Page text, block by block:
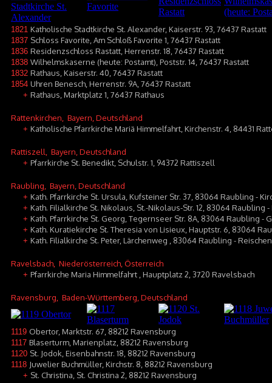
1821 Katholische Stadtkirche St. Alexander, Kaiserstr. 93, 76437 Rastatt
1837 Schloss Favorite, Am Schloß Favorite 1, 76437 Rastatt
1836 Residenzschloss Rastatt, Herrenstr. 18, 76437 Rastatt
1838 Wilhelmskaserne (heute: Postamt), Poststr. 14, 76437 Rastatt
1832 Rathaus, Kaiserstr. 40, 76437 Rastatt
1854 Uhren Benesch, Herrenstr. 9A, 76437 Rastatt
+ Rathaus, Marktplatz 1, 76437 Rathaus
Rattenkirchen , Bayern, Deutschland
+ Katholische Pfarrkirche Mariä Himmelfahrt, Kirchenstr. 4, 84431
Rattiszell , Bayern, Deutschland
+ Pfarrkirche St. Benedikt, Schulstr. 1, 94372 Rattiszell
Raubling , Bayern, Deutschland
+ Kath. Pfarrkirche St. Ursula, Kufsteiner Str. 37, 83064 Raubling -
+ Kath. Filialkirche St. Nikolaus, St.-Nikolaus-Str. 12, 83064 Raubling
+ Kath. Pfarrkirche St. Georg, Tegernseer Str. 8A, 83064 Raubling -
+ Kath. Kuratiekirche St. Theresia von Lisieux, Hauptstr. 6, 83064
+ Kath. Filialkirche St. Peter, Lärchenweg , 83064 Raubling -
Ravelsbach , Niederösterreich, Österreich
+ Pfarrkirche Maria Himmelfahrt , Hauptplatz 2, 3720 Ravelsbach
Ravensburg , Baden-Württemberg, Deutschland
1119 Obertor, Marktstr. 67, 88212 Ravensburg
1117 Blaserturm, Marienplatz, 88212 Ravensburg
1120 St. Jodok, Eisenbahnstr. 18, 88212 Ravensburg
1118 Juwelier Buchmüller, Kirchstr. 8, 88212 Ravensburg
+ St. Christina, St. Christina 2, 88212 Ravensburg